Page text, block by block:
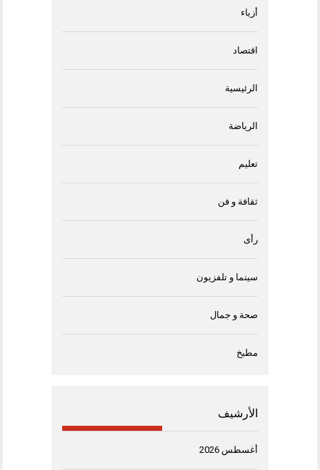
أزياء
اقتصاد
الرئيسية
الرياضة
تعليم
ثقافة و فن
رأى
سينما و تلفزيون
صحة و جمال
مطبخ
الأرشيف
أغسطس 2026